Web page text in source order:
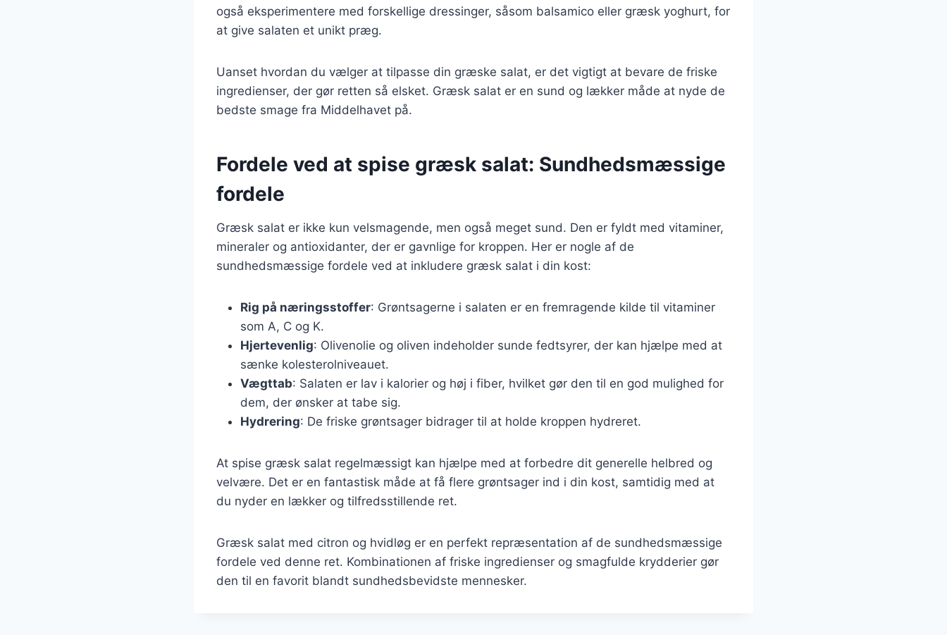
også eksperimentere med forskellige dressinger, såsom balsamico eller græsk yoghurt, for
at give salaten et unikt præg.
Uanset hvordan du vælger at tilpasse din græske salat, er det vigtigt at bevare de friske
ingredienser, der gør retten så elsket. Græsk salat er en sund og lækker måde at nyde de
bedste smage fra Middelhavet på.
Fordele ved at spise græsk salat: Sundhedsmæssige
fordele
Græsk salat er ikke kun velsmagende, men også meget sund. Den er fyldt med vitaminer,
mineraler og antioxidanter, der er gavnlige for kroppen. Her er nogle af de
sundhedsmæssige fordele ved at inkludere græsk salat i din kost:
Rig på næringsstoffer: Grøntsagerne i salaten er en fremragende kilde til vitaminer
som A, C og K.
Hjertevenlig: Olivenolie og oliven indeholder sunde fedtsyrer, der kan hjælpe med at
sænke kolesterolniveauet.
Vægttab: Salaten er lav i kalorier og høj i fiber, hvilket gør den til en god mulighed for
dem, der ønsker at tabe sig.
Hydrering: De friske grøntsager bidrager til at holde kroppen hydreret.
At spise græsk salat regelmæssigt kan hjælpe med at forbedre dit generelle helbred og
velvære. Det er en fantastisk måde at få flere grøntsager ind i din kost, samtidig med at
du nyder en lækker og tilfredsstillende ret.
Græsk salat med citron og hvidløg er en perfekt repræsentation af de sundhedsmæssige
fordele ved denne ret. Kombinationen af friske ingredienser og smagfulde krydderier gør
den til en favorit blandt sundhedsbevidste mennesker.